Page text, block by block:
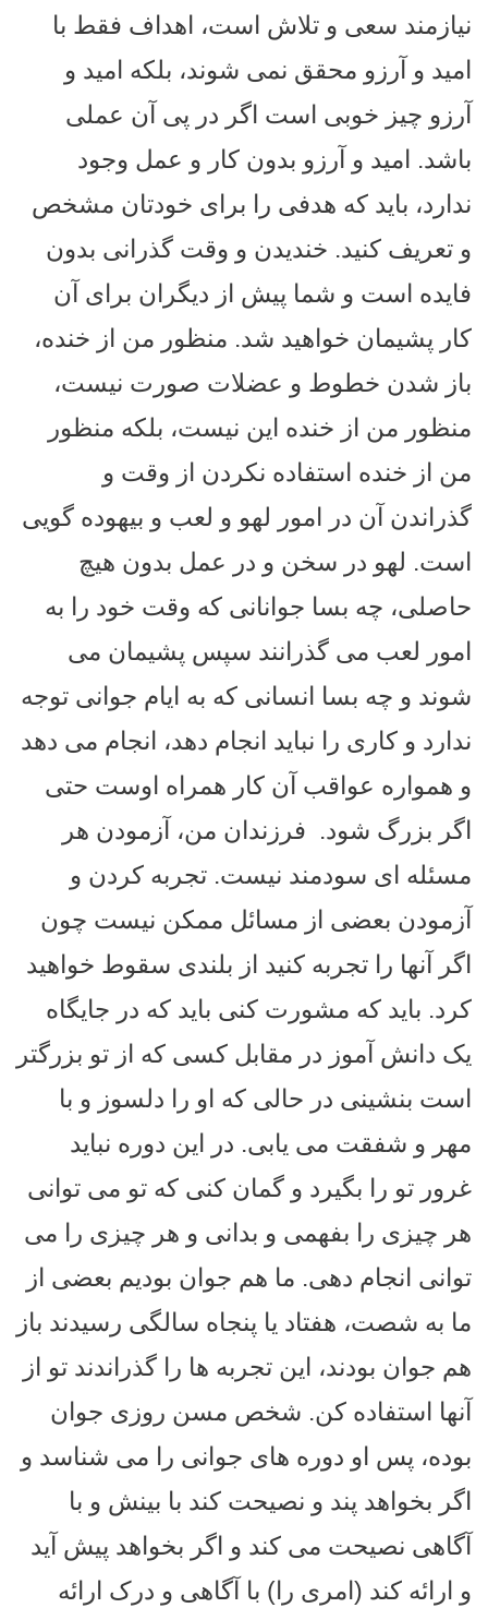
نیازمند سعی و تلاش است، اهداف فقط با
امید و آرزو محقق نمی شوند، بلکه امید و
آرزو چیز خوبی است اگر در پی آن عملی
باشد. امید و آرزو بدون کار و عمل وجود
ندارد، باید که هدفی را برای خودتان مشخص
و تعریف کنید. خندیدن و وقت گذرانی بدون
فایده است و شما پیش از دیگران برای آن
کار پشیمان خواهید شد. منظور من از خنده،
باز شدن خطوط و عضلات صورت نیست،
منظور من از خنده این نیست، بلکه منظور
من از خنده استفاده نکردن از وقت و
گذراندن آن در امور لهو و لعب و بیهوده گویی
است. لهو در سخن و در عمل بدون هیچ
حاصلی، چه بسا جوانانی که وقت خود را به
امور لعب می گذرانند سپس پشیمان می
شوند و چه بسا انسانی که به ایام جوانی توجه
ندارد و کاری را نباید انجام دهد، انجام می دهد
و همواره عواقب آن کار همراه اوست حتی
اگر بزرگ شود. فرزندان من، آزمودن هر
مسئله ای سودمند نیست. تجربه کردن و
آزمودن بعضی از مسائل ممکن نیست چون
اگر آنها را تجربه کنید از بلندی سقوط خواهید
کرد. باید که مشورت کنی باید که در جایگاه
یک دانش آموز در مقابل کسی که از تو بزرگتر
است بنشینی در حالی که او را دلسوز و با
مهر و شفقت می یابی. در این دوره نباید
غرور تو را بگیرد و گمان کنی که تو می توانی
هر چیزی را بفهمی و بدانی و هر چیزی را می
توانی انجام دهی. ما هم جوان بودیم بعضی از
ما به شصت، هفتاد یا پنجاه سالگی رسیدند باز
هم جوان بودند، این تجربه ها را گذراندند تو از
آنها استفاده کن. شخص مسن روزی جوان
بوده، پس او دوره های جوانی را می شناسد و
اگر بخواهد پند و نصیحت کند با بینش و با
آگاهی نصیحت می کند و اگر بخواهد پیش آید
و ارائه کند (امری را) با آگاهی و درک ارائه